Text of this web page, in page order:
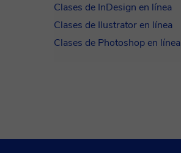
Clases de InDesign en línea
Clases de Ilustrator en línea
Clases de Photoshop en línea